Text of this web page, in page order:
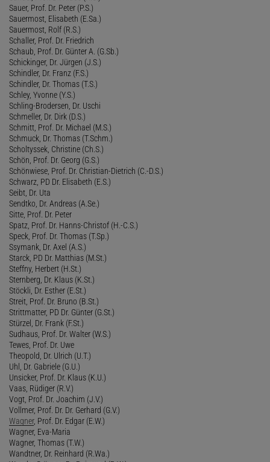
Sauer, Prof. Dr. Peter (P.S.)
Sauermost, Elisabeth (E.Sa.)
Sauermost, Rolf (R.S.)
Schaller, Prof. Dr. Friedrich
Schaub, Prof. Dr. Günter A. (G.Sb.)
Schickinger, Dr. Jürgen (J.S.)
Schindler, Dr. Franz (F.S.)
Schindler, Dr. Thomas (T.S.)
Schley, Yvonne (Y.S.)
Schling-Brodersen, Dr. Uschi
Schmeller, Dr. Dirk (D.S.)
Schmitt, Prof. Dr. Michael (M.S.)
Schmuck, Dr. Thomas (T.Schm.)
Scholtyssek, Christine (Ch.S.)
Schön, Prof. Dr. Georg (G.S.)
Schönwiese, Prof. Dr. Christian-Dietrich (C.-D.S.)
Schwarz, PD Dr. Elisabeth (E.S.)
Seibt, Dr. Uta
Sendtko, Dr. Andreas (A.Se.)
Sitte, Prof. Dr. Peter
Spatz, Prof. Dr. Hanns-Christof (H.-C.S.)
Speck, Prof. Dr. Thomas (T.Sp.)
Ssymank, Dr. Axel (A.S.)
Starck, PD Dr. Matthias (M.St.)
Steffny, Herbert (H.St.)
Sternberg, Dr. Klaus (K.St.)
Stöckli, Dr. Esther (E.St.)
Streit, Prof. Dr. Bruno (B.St.)
Strittmatter, PD Dr. Günter (G.St.)
Stürzel, Dr. Frank (F.St.)
Sudhaus, Prof. Dr. Walter (W.S.)
Tewes, Prof. Dr. Uwe
Theopold, Dr. Ulrich (U.T.)
Uhl, Dr. Gabriele (G.U.)
Unsicker, Prof. Dr. Klaus (K.U.)
Vaas, Rüdiger (R.V.)
Vogt, Prof. Dr. Joachim (J.V.)
Vollmer, Prof. Dr. Dr. Gerhard (G.V.)
Wagner, Prof. Dr. Edgar (E.W.)
Wagner, Eva-Maria
Wagner, Thomas (T.W.)
Wandtner, Dr. Reinhard (R.Wa.)